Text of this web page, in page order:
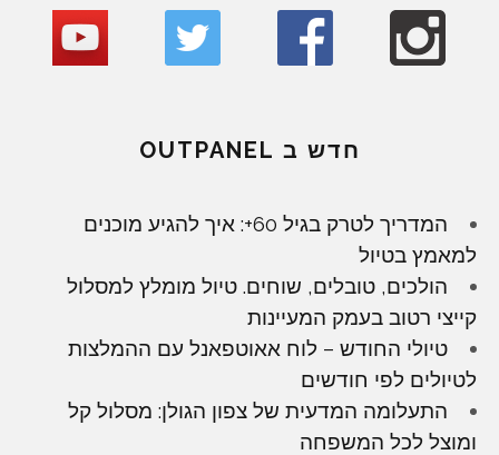
חדש ב OUTPANEL
המדריך לטרק בגיל 60+: איך להגיע מוכנים
למאמץ בטיול
הולכים, טובלים, שוחים. טיול מומלץ למסלול
קייצי רטוב בעמק המעיינות
טיולי החודש – לוח אאוטפאנל עם ההמלצות
לטיולים לפי חודשים
התעלומה המדעית של צפון הגולן: מסלול קל
ומוצל לכל המשפחה